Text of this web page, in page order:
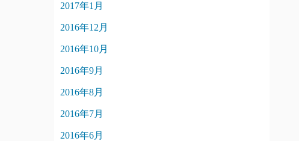
2017年1月
2016年12月
2016年10月
2016年9月
2016年8月
2016年7月
2016年6月